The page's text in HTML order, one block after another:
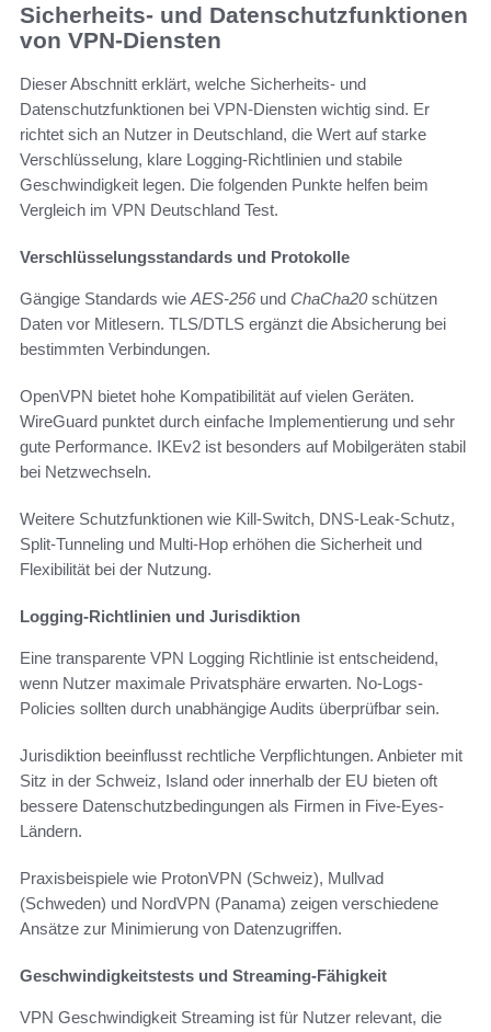
Sicherheits- und Datenschutzfunktionen
von VPN-Diensten
Dieser Abschnitt erklärt, welche Sicherheits- und
Datenschutzfunktionen bei VPN-Diensten wichtig sind. Er
richtet sich an Nutzer in Deutschland, die Wert auf starke
Verschlüsselung, klare Logging-Richtlinien und stabile
Geschwindigkeit legen. Die folgenden Punkte helfen beim
Vergleich im VPN Deutschland Test.
Verschlüsselungsstandards und Protokolle
Gängige Standards wie AES-256 und ChaCha20schützen
Daten vor Mitlesern. TLS/DTLS ergänzt die Absicherung bei
bestimmten Verbindungen.
OpenVPN bietet hohe Kompatibilität auf vielen Geräten.
WireGuard punktet durch einfache Implementierung und sehr
gute Performance. IKEv2 ist besonders auf Mobilgeräten stabil
bei Netzwechseln.
Weitere Schutzfunktionen wie Kill-Switch, DNS-Leak-Schutz,
Split-Tunneling und Multi-Hop erhöhen die Sicherheit und
Flexibilität bei der Nutzung.
Logging-Richtlinien und Jurisdiktion
Eine transparente VPN Logging Richtlinie ist entscheidend,
wenn Nutzer maximale Privatsphäre erwarten. No-Logs-
Policies sollten durch unabhängige Audits überprüfbar sein.
Jurisdiktion beeinflusst rechtliche Verpflichtungen. Anbieter mit
Sitz in der Schweiz, Island oder innerhalb der EU bieten oft
bessere Datenschutzbedingungen als Firmen in Five-Eyes-
Ländern.
Praxisbeispiele wie ProtonVPN (Schweiz), Mullvad
(Schweden) und NordVPN (Panama) zeigen verschiedene
Ansätze zur Minimierung von Datenzugriffen.
Geschwindigkeitstests und Streaming-Fähigkeit
VPN Geschwindigkeit Streaming ist für Nutzer relevant, die